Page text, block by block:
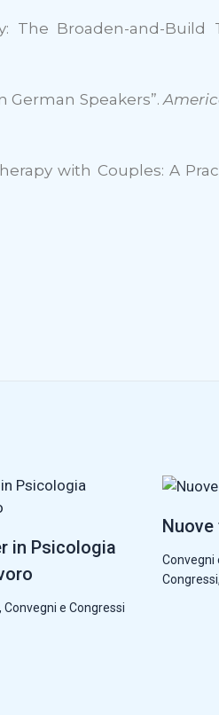
The Broaden-and-Build
German Speakers”.
with Couples: A
in Psicologia
Convegni e Congressi
Convegni
Congressi